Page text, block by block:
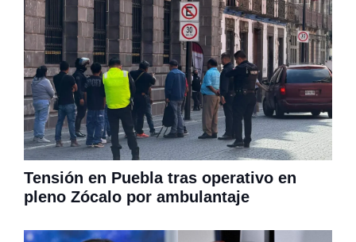
Tensión en Puebla tras operativo en
pleno Zócalo por ambulantaje